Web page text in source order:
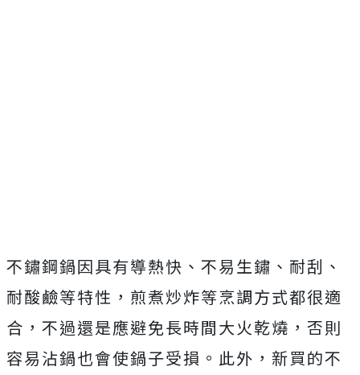
不鏽鋼鍋因具有導熱快、不易生鏽、耐刮、
耐酸鹼等特性，煎煮炒炸等烹調方式都很適
合，不過還是應避免長時間大火乾燒，否則
容易沾鍋也會使鍋子受損。此外，新買的不